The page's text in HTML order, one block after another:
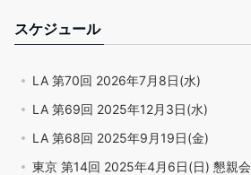
スケジュール
LA 第70回 2026年7月8日(水)
LA 第69回 2025年12月3日(水)
LA 第68回 2025年9月19日(金)
東京 第14回 2025年4月6日(日) 懇親会